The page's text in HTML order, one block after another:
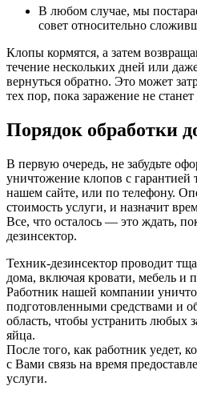
В любом случае, мы
совет относительно
Клопы кормятся, а затем
течение нескольких дней или
вернуться обратно. Это может
тех пор, пока заражение не
Порядок обработки
В первую очередь, не забудьте
уничтожение клопов с гарантией
нашем сайте, или по телефону.
стоимость услуги, и назначит
Все, что осталось — это ждать,
дезинсектор.
Техник-дезинсектор проводит
дома, включая кровати, мебель и
Работник нашей компании
подготовленными средствами и
область, чтобы устранить любых
яйца.
После того, как работник уедет,
с Вами связь на время
услуги.